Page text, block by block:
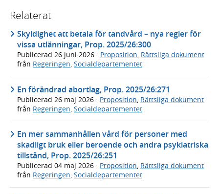
Relaterat
Skyldighet att betala för tandvård – nya regler för
vissa utlänningar, Prop. 2025/26:300
Publicerad 26 juni 2026 · Proposition, Rättsliga dokument
från Regeringen, Socialdepartementet
En förändrad abortlag, Prop. 2025/26:271
Publicerad 26 maj 2026 · Proposition Rättsliga dokument
från Regeringen Socialdepartementet
En mer sammanhållen vård för personer med
skadligt bruk eller beroende och andra psykiatriska
tillstånd, Prop. 2025/26:251
Publicerad 04 maj 2026 · Proposition, Rättsliga dokument
från Regeringen, Socialdepartementet